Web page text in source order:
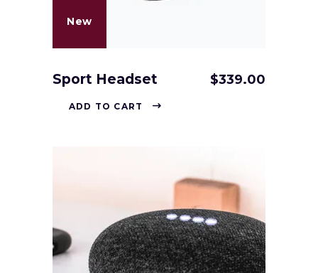
New
Sport Headset $339.00
ADD TO CART